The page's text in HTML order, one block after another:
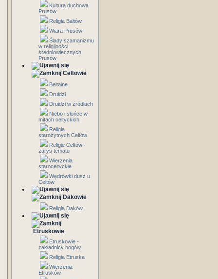
Kultura duchowa
Prusów
Religia Bałtów
Wiara Prusów
Ślady szamanizmu
w religijności
średniowiecznych
Prusów
Celtowie
Beltaine
Druidzi
Druidzi w źródłach
Niebo i słońce w
mitach celtyckich
Religia
starożytnych Celtów
Religie Celtów -
zarys tematu
Wierzenia
staroceltyckie
Wędrówki dusz u
Celtów
Dakowie
Religia Daków
Etruskowie
Etruskowie -
zakładnicy bogów
Religia Etruska
Wierzenia
Etrusków